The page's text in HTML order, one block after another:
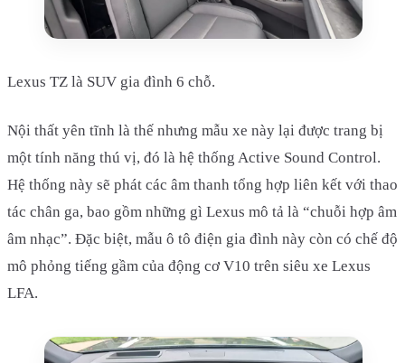
Lexus TZ là SUV gia đình 6 chỗ.
Nội thất yên tĩnh là thế nhưng mẫu xe này lại được trang bị
một tính năng thú vị, đó là hệ thống Active Sound Control.
Hệ thống này sẽ phát các âm thanh tổng hợp liên kết với thao
tác chân ga, bao gồm những gì Lexus mô tả là “chuỗi hợp âm
âm nhạc”. Đặc biệt, mẫu ô tô điện gia đình này còn có chế độ
mô phỏng tiếng gầm của động cơ V10 trên siêu xe Lexus
LFA.